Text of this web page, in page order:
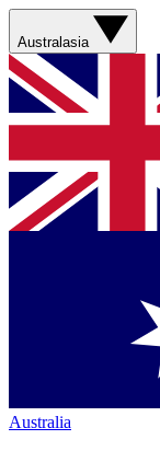
Australasia
Australia